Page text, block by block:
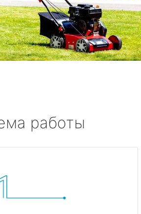
работы